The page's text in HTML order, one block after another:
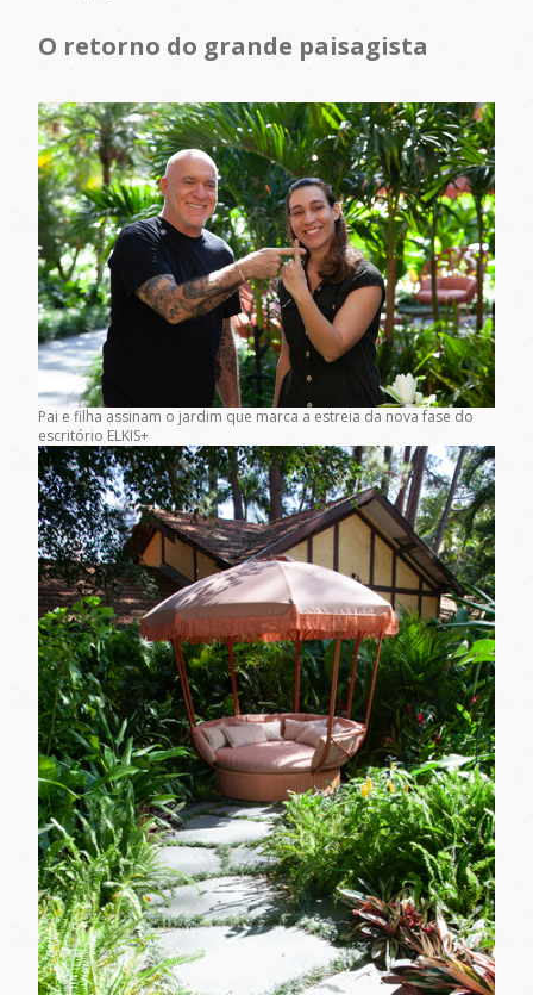
O retorno do grande paisagista
Pai e filha assinam o jardim que marca a estreia da nova fase do
escritório ELKIS+